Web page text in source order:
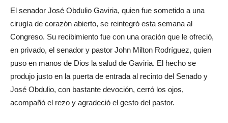
El senador José Obdulio Gaviria, quien fue sometido a una
cirugía de corazón abierto, se reintegró esta semana al
Congreso. Su recibimiento fue con una oración que le ofreció,
en privado, el senador y pastor John Milton Rodríguez, quien
puso en manos de Dios la salud de Gaviria. El hecho se
produjo justo en la puerta de entrada al recinto del Senado y
José Obdulio, con bastante devoción, cerró los ojos,
acompañó el rezo y agradeció el gesto del pastor.